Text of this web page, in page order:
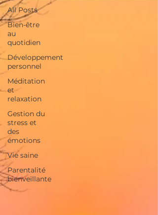
All Posts
Bien-être
au
quotidien
Développement
personnel
Méditation
et
relaxation
Gestion du
stress et
des
émotions
Vie saine
Parentalité
bienveillante